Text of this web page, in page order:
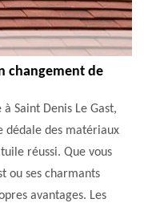
changement de
Saint Denis Le Gast,
dédale des matériaux
réussi. Que vous
ou ses charmants
avantages. Les